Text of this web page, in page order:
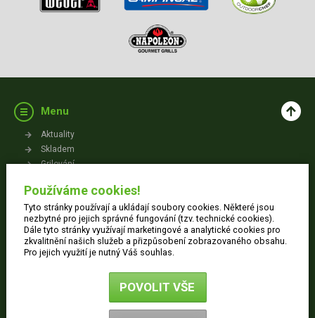
Menu
Aktuality
Skladem
Grilování
Kontakt
Vše o nákupu
Jak nakupovat
Obchodní podmínky
Dodací informace
Ochrana osobních údajů
Používáme cookies!
Tyto stránky používají a ukládají soubory cookies. Některé jsou
nezbytné pro jejich správné fungování (tzv. technické cookies).
Dále tyto stránky využívají marketingové a analytické cookies pro
zkvalitnění našich služeb a přizpůsobení zobrazovaného obsahu.
Pro jejich využití je nutný Váš souhlas.
POVOLIT VŠE